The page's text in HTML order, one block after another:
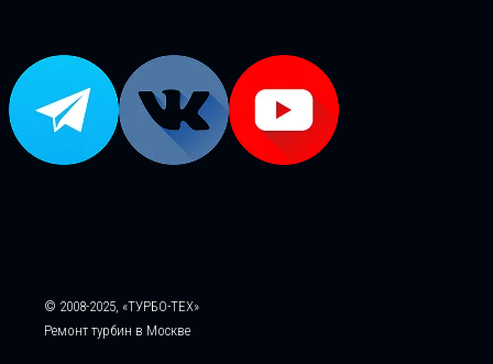
© 2008-2025, «ТУРБО-ТЕХ»
Ремонт турбин в Москве